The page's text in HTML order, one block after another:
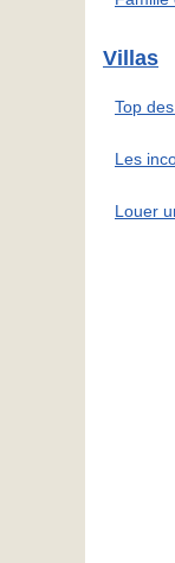
Villas
Top
Les
Louer